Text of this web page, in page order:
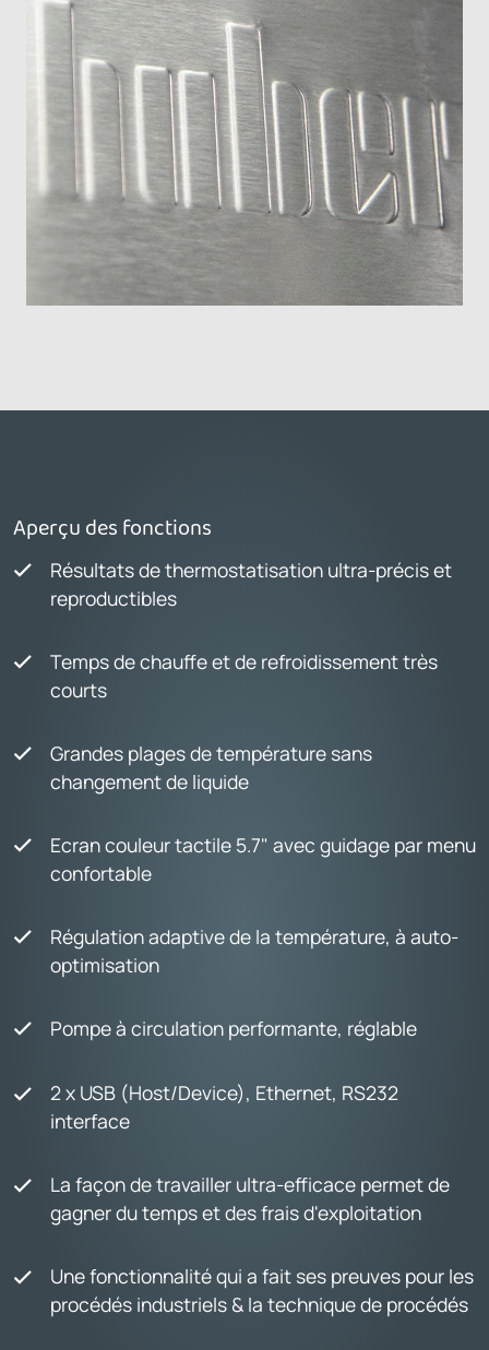
Aperçu des fonctions
Résultats de thermostatisation ultra-précis et
reproductibles
Temps de chauffe et de refroidissement très
courts
Grandes plages de température sans
changement de liquide
Ecran couleur tactile 5.7" avec guidage par menu
confortable
Régulation adaptive de la température, à auto-
optimisation
Pompe à circulation performante, réglable
2 x USB (Host/Device), Ethernet, RS232
interface
La façon de travailler ultra-efficace permet de
gagner du temps et des frais d'exploitation
Une fonctionnalité qui a fait ses preuves pour les
procédés industriels & la technique de procédés